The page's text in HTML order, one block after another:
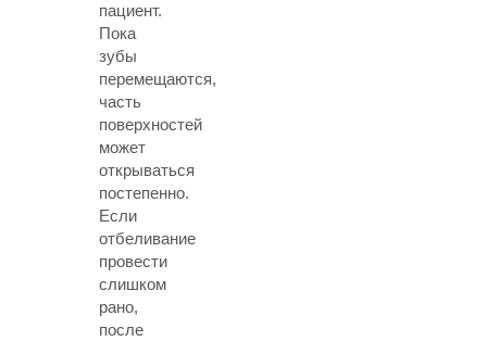
пациент.
Пока
зубы
перемещаются,
часть
поверхностей
может
открываться
постепенно.
Если
отбеливание
провести
слишком
рано,
после